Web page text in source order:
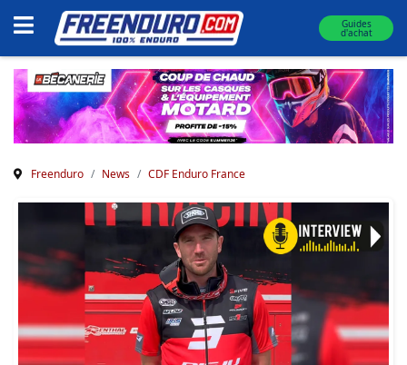
Guides
d'achat
Freenduro News CDF Enduro France